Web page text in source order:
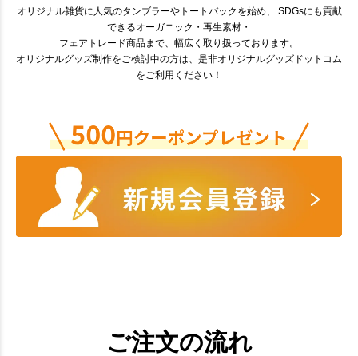
オリジナル雑貨に人気のタンブラーやトートバックを始め、 SDGsにも貢献
できるオーガニック・再生素材・
フェアトレード商品まで、幅広く取り扱っております。
オリジナルグッズ制作をご検討中の方は、是非オリジナルグッズドットコム
をご利用ください！
ご注文の流れ